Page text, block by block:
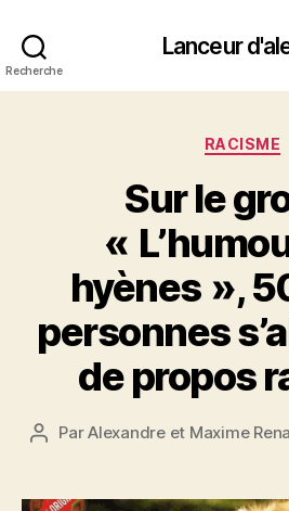
Recherche
Lanceur
RACISME
Sur le
«
hyènes »,
personnes
de propos
Auteur
ParAlexandre et Maxime